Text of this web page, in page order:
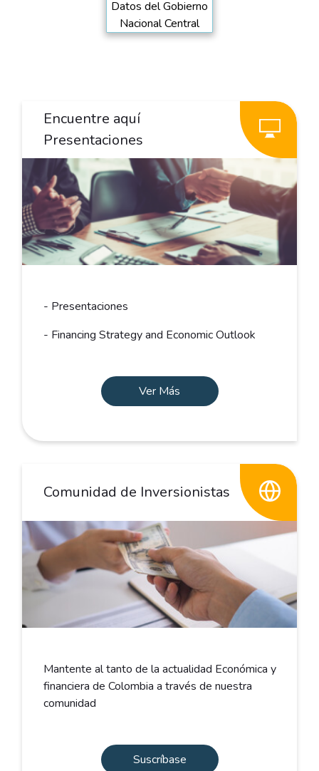
Datos del Gobierno
Nacional Central
Encuentre aquí
Presentaciones
- Presentaciones
- Financing Strategy and Economic Outlook
Ver Más
Comunidad de Inversionistas
Mantente al tanto de la actualidad Económica y
financiera de Colombia a través de nuestra
comunidad
Suscríbase